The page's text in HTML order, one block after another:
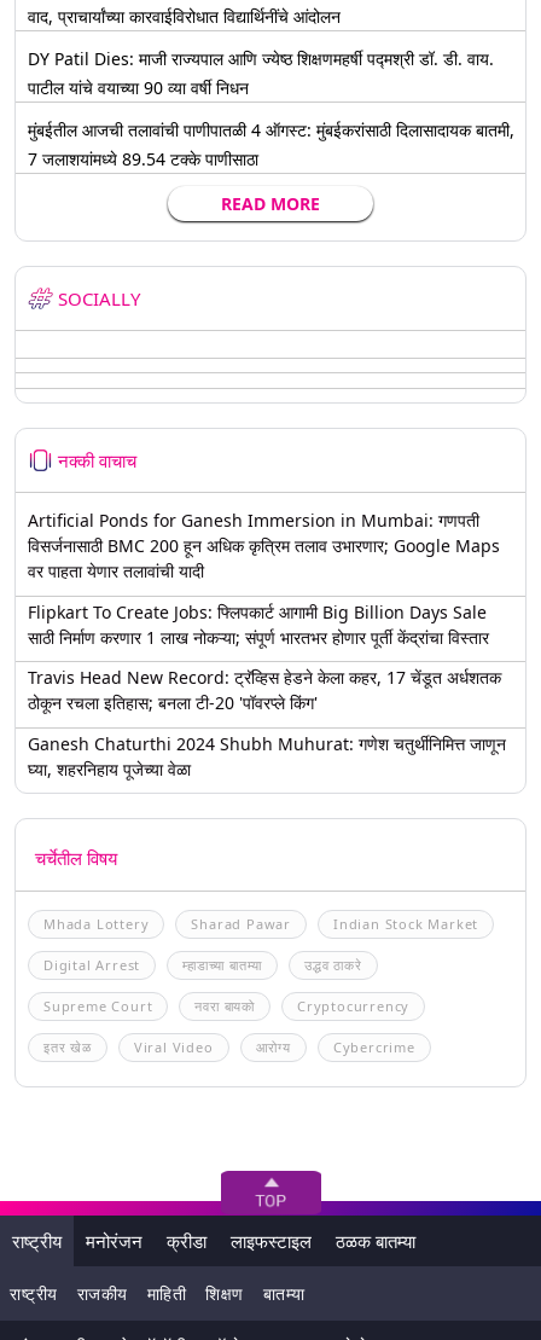
वाद, प्राचार्यांच्या कारवाईविरोधात विद्यार्थिनींचे आंदोलन
DY Patil Dies: माजी राज्यपाल आणि ज्येष्ठ शिक्षणमहर्षी पद्मश्री डॉ. डी. वाय.
पाटील यांचे वयाच्या 90 व्या वर्षी निधन
मुंबईतील आजची तलावांची पाणीपातळी 4 ऑगस्ट: मुंबईकरांसाठी दिलासादायक बातमी,
7 जलाशयांमध्ये 89.54 टक्के पाणीसाठा
READ MORE
SOCIALLY
नक्की वाचाच
Artificial Ponds for Ganesh Immersion in Mumbai: गणपती
विसर्जनासाठी BMC 200 हून अधिक कृत्रिम तलाव उभारणार; Google Maps
वर पाहता येणार तलावांची यादी
Flipkart To Create Jobs: फ्लिपकार्ट आगामी Big Billion Days Sale
साठी निर्माण करणार 1 लाख नोकऱ्या; संपूर्ण भारतभर होणार पूर्ती केंद्रांचा विस्तार
Travis Head New Record: ट्रॅव्हिस हेडने केला कहर, 17 चेंडूत अर्धशतक
ठोकून रचला इतिहास; बनला टी-20 'पॉवरप्ले किंग'
Ganesh Chaturthi 2024 Shubh Muhurat: गणेश चतुर्थीनिमित्त जाणून
घ्या, शहरनिहाय पूजेच्या वेळा
चर्चेतील विषय
Mhada Lottery Sharad Pawar Indian Stock Market
Digital Arrest म्हाडाच्या बातम्या उद्धव ठाकरे
Supreme Court नवरा बायको Cryptocurrency
इतर खेळ Viral Video आरोग्य Cybercrime
राष्ट्रीय मनोरंजन क्रीडा लाइफस्टाइल ठळक बातम्या
राष्ट्रीय राजकीय माहिती शिक्षण बातम्या